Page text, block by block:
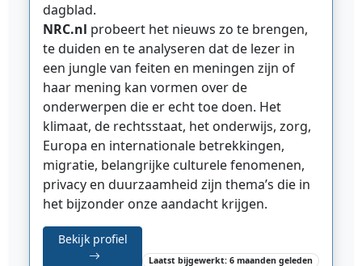
dagblad.
NRC.nl probeert het nieuws zo te brengen,
te duiden en te analyseren dat de lezer in
een jungle van feiten en meningen zijn of
haar mening kan vormen over de
onderwerpen die er echt toe doen. Het
klimaat, de rechtsstaat, het onderwijs, zorg,
Europa en internationale betrekkingen,
migratie, belangrijke culturele fenomenen,
privacy en duurzaamheid zijn thema’s die in
het bijzonder onze aandacht krijgen.
Bekijk profiel
Laatst bijgewerkt: 6 maanden geleden